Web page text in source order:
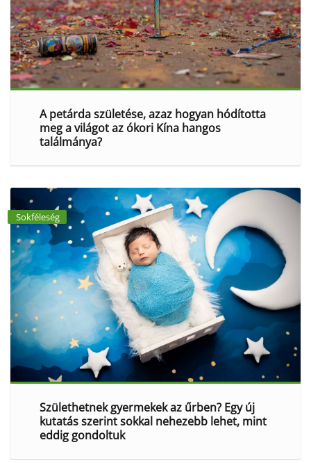
A petárda születése, azaz hogyan hódította
meg a világot az ókori Kína hangos
találmánya?
Sokféleség
Születhetnek gyermekek az űrben? Egy új
kutatás szerint sokkal nehezebb lehet, mint
eddig gondoltuk